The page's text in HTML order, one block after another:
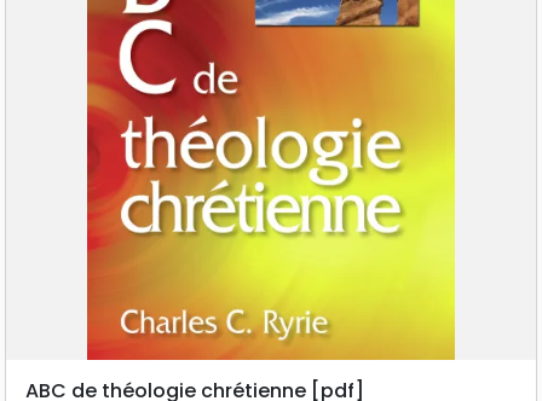
ABC de théologie chrétienne [pdf]